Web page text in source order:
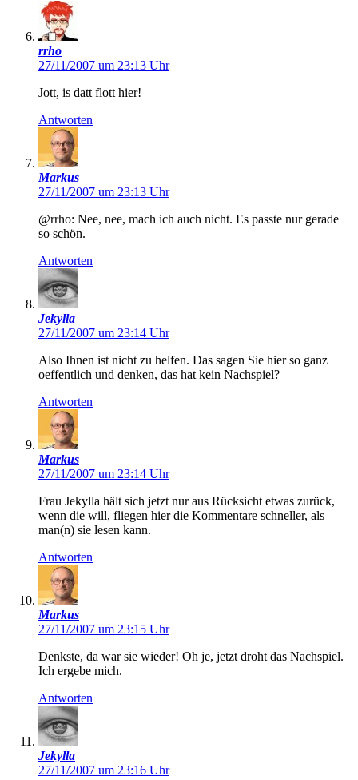
rrho
27/11/2007 um 23:13 Uhr
Jott, is datt flott hier!
Antworten
Markus
27/11/2007 um 23:13 Uhr
@rrho: Nee, nee, mach ich auch nicht. Es passte nur gerade
so schön.
Antworten
Jekylla
27/11/2007 um 23:14 Uhr
Also Ihnen ist nicht zu helfen. Das sagen Sie hier so ganz
oeffentlich und denken, das hat kein Nachspiel?
Antworten
Markus
27/11/2007 um 23:14 Uhr
Frau Jekylla hält sich jetzt nur aus Rücksicht etwas zurück,
wenn die will, fliegen hier die Kommentare schneller, als
man(n) sie lesen kann.
Antworten
Markus
27/11/2007 um 23:15 Uhr
Denkste, da war sie wieder! Oh je, jetzt droht das Nachspiel.
Ich ergebe mich.
Antworten
Jekylla
27/11/2007 um 23:16 Uhr